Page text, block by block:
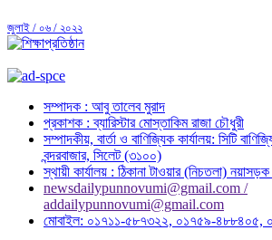
জুলাই / ০৬ / ২০২২
সম্পাদক : আবু তালেব মুরাদ
প্রকাশক : ব্যারিস্টার মোস্তাকিম রাজা চৌধুরী
সম্পাদকীয়, বার্তা ও বাণিজ্যিক কার্যালয়: সিটি
বন্দরবাজার, সিলেট (৩১০০)
স্থায়ী কার্যালয় : ঠিকানা টাওয়ার (নিচতলা)
newsdailypunnovumi@gmail.com /
addailypunnovumi@gmail.com
মোবাইল: ০১৭১১-৫৮৭৩২২, ০১৭৫৯-৪৮৮৪০৫,